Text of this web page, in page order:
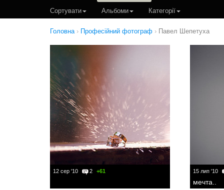
Сортувати Альбоми Категорії
Головна› Професійний фотограф › Павел Шепетуха
12 сер '10 2 +61 15 лип '10
мечта..